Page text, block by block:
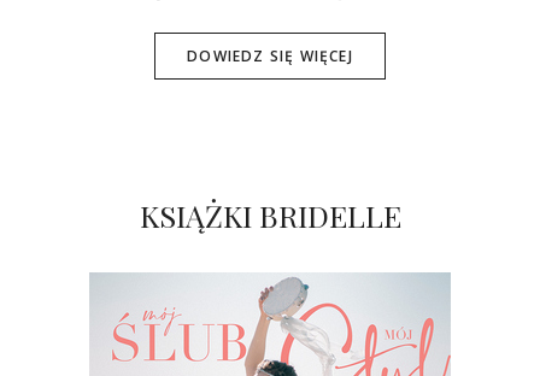
DOWIEDZ SIĘ WIĘCEJ
KSIĄŻKI BRIDELLE